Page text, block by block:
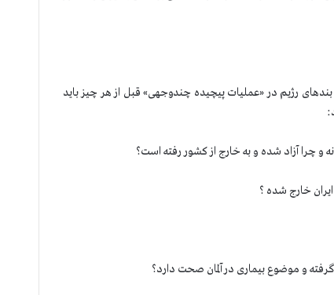
رژیم در «عملیات پیچیده چندوجهی» قبل از هر چیز باید